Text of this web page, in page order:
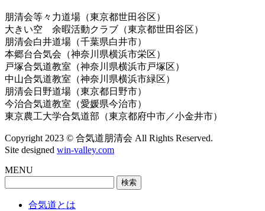
朋清会等々力道場（東京都世田谷区）
大きい空 余暇活動クラブ（東京都世田谷区）
朋清会白井道場（千葉県白井市）
本郷台合気会（神奈川県横浜市栄区）
戸塚合気道教室（神奈川県横浜市戸塚区）
中山合気道教室（神奈川県横浜市緑区）
朋清会日野道場（東京都日野市）
今治合気道教室（愛媛県今治市）
東京農工大学合気道部（東京都府中市／小金井市）
Copyright 2023 © 合気道朋清会 All Rights Reserved.
Site designed win-valley.com
MENU
合気道とは